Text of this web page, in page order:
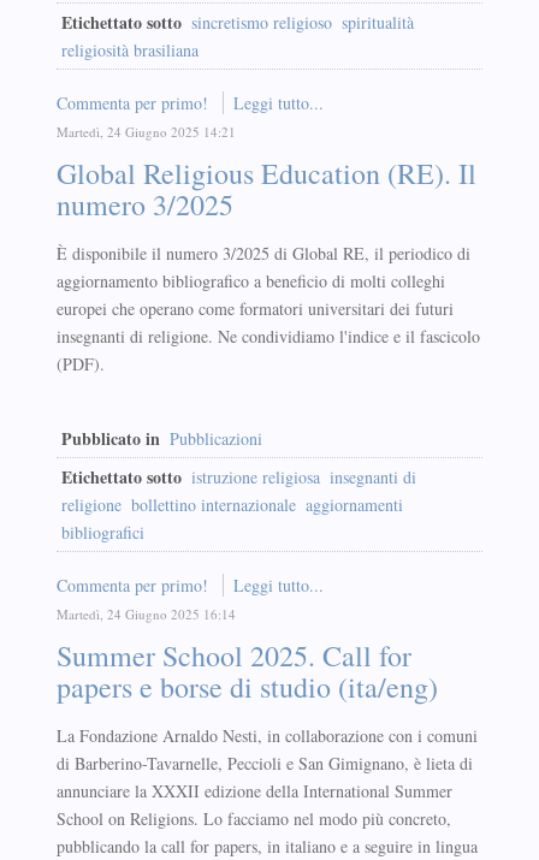
Etichettato sotto sincretismo religioso spiritualità
religiosità brasiliana
Commenta per primo! Leggi tutto...
Martedì, 24 Giugno 2025 14:21
Global Religious Education (RE). Il
numero 3/2025
È disponibile il numero 3/2025 di Global RE, il periodico di
aggiornamento bibliografico a beneficio di molti colleghi
europei che operano come formatori universitari dei futuri
insegnanti di religione. Ne condividiamo l'indice e il fascicolo
(PDF).
Pubblicato in Pubblicazioni
Etichettato sotto istruzione religiosa insegnanti di
religione bollettino internazionale aggiornamenti
bibliografici
Commenta per primo! Leggi tutto...
Martedì, 24 Giugno 2025 16:14
Summer School 2025. Call for
papers e borse di studio (ita/eng)
La Fondazione Arnaldo Nesti, in collaborazione con i comuni
di Barberino-Tavarnelle, Peccioli e San Gimignano, è lieta di
annunciare la XXXII edizione della International Summer
School on Religions. Lo facciamo nel modo più concreto,
pubblicando la call for papers, in italiano e a seguire in lingua